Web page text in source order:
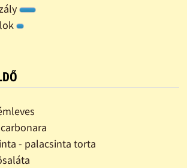
- palacsinta torta